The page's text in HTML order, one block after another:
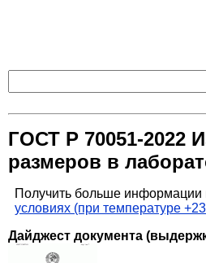
ГОСТ Р 70051-2022
размеров в
Получить больше информации
условиях (при температуре
Дайджест документа